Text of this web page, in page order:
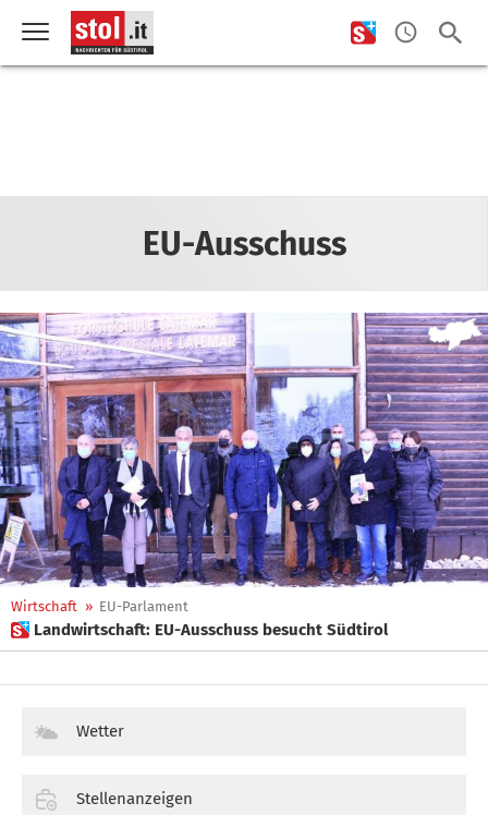
EU-Ausschuss
Wirtschaft » EU-Parlament
 Landwirtschaft: EU-Ausschuss besucht Südtirol
Wetter
Stellenanzeigen